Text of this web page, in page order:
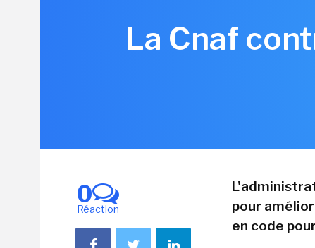
La Cnaf
0
Réaction
pour
en code